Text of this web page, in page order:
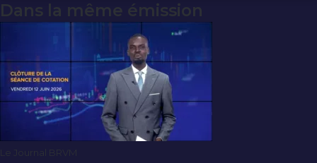
Dans la même émission
Le Journal BRVM